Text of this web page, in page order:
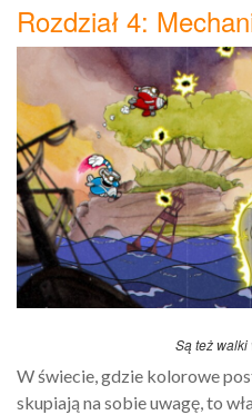
Rozdział 4:
Są też walki
W świecie, gdzie kolorowe
skupiają na sobie uwagę, to